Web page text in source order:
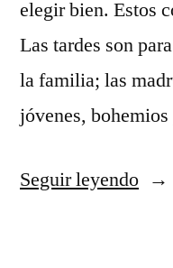
elegir bien. Estos
Las tardes son
la familia; las
jóvenes,
Seguir leyendo